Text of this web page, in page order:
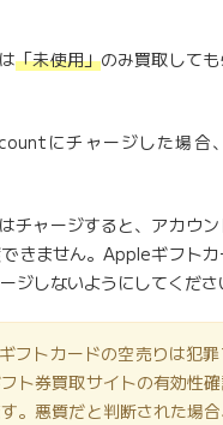
「未使用」のみ買取して
にチャージした場合
チャージすると、アカウ
きません。Appleギフト
ジしないようにしてくださ
フトカードの空売りは犯
ト券買取サイトの有効性
。悪質だと判断された場